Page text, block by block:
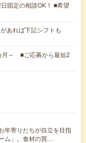
固定の相談OK！ ■希望
あれば下記シフトも
月～ ■ご応募から最短2
寄りたちが自立を目指
ム」。食材の買…